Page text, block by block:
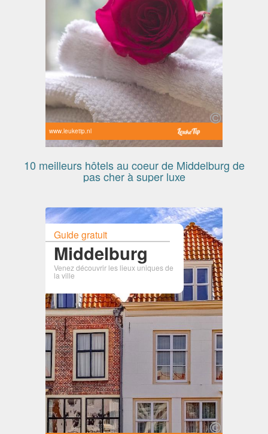
www.leuketip.nl
10 meilleurs hôtels au coeur de Middelburg de
pas cher à super luxe
Guide gratuit
Middelburg
Venez découvrir les lieux uniques de
la ville